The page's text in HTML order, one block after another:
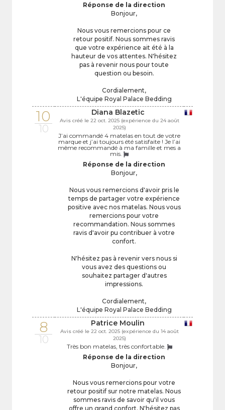
Réponse de la direction
Bonjour,
Nous vous remercions pour ce
retour positif. Nous sommes ravis
que votre expérience ait été à la
hauteur de vos attentes. N'hésitez
pas à revenir nous pour toute
question ou besoin.
Cordialement,
L'équipe Royal Palace Bedding
10
10
Diana Blazetic
Avis créé le 22 oct. 2025 (expérience du 24 août
2025)
J’ai commandé 4 matelas en tout de votre
marque et j’ai toujours été satisfaite ! Je l’ai
même recommandé à ma famille et mes a
mis.
Réponse de la direction
Bonjour,
Nous vous remercions d'avoir pris le
temps de partager votre expérience
positive avec nos matelas. Nous vous
remercions pour votre
recommandation. Nous sommes
ravis d'avoir pu contribuer à votre
confort.
N'hésitez pas à revenir vers nous si
vous avez des questions ou
souhaitez partager d'autres
impressions.
Cordialement,
L'équipe Royal Palace Bedding
8
10
Patrice Moulin
Avis créé le 22 oct. 2025 (expérience du 14 août
2025)
Très bon matelas, très confortable.
Réponse de la direction
Bonjour,
Nous vous remercions pour votre
retour positif sur notre matelas. Nous
sommes ravis de savoir qu'il vous
offre un grand confort. N'hésitez pas